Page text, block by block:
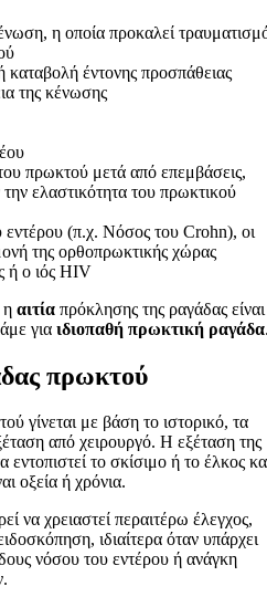
η οποία προκαλεί
καταβολή έντονης προσπάθειας
της κένωσης
πρωκτού μετά από επεμβάσεις,
ελαστικότητα του πρωκτικού
εντέρου (π.χ. Νόσος του Crohn), οι
της ορθοπρωκτικής χώρας
ή ο ιός HIV
η αιτία πρόκλησης της ραγάδας είναι
για ιδιοπαθή πρωκτική ραγάδα
πρωκτού
γίνεται με βάση το ιστορικό, τα
από χειρουργό. Η εξέταση της
το σκίσιμο ή το έλκος
οξεία ή χρόνια.
να χρειαστεί περαιτέρω έλεγχος,
ιδιαίτερα όταν υπάρχει
νόσου του εντέρου ή ανάγκη